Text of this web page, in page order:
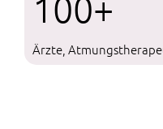
100+
Ärzte,